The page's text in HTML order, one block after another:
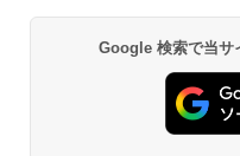
Google 検索で当サ